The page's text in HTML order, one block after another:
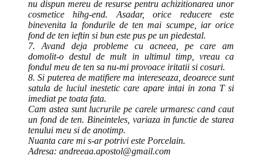
nu dispun mereu de resurse pentru achizitionarea unor
cosmetice hihg-end. Asadar, orice reducere este
binevenita la fondurile de ten mai scumpe, iar orice
fond de ten ieftin si bun este pus pe un piedestal.
7. Avand deja probleme cu acneea, pe care am
domolit-o destul de mult in ultimul timp, vreau ca
fondul meu de ten sa nu-mi provoace iritatii si cosuri.
8. Si puterea de matifiere ma intereseaza, deoarece sunt
satula de luciul inestetic care apare intai in zona T si
imediat pe toata fata.
Cam astea sunt lucrurile pe carele urmaresc cand caut
un fond de ten. Bineinteles, variaza in functie de starea
tenului meu si de anotimp.
Nuanta care mi s-ar potrivi este Porcelain.
Adresa: andreeaa.apostol@gmail.com